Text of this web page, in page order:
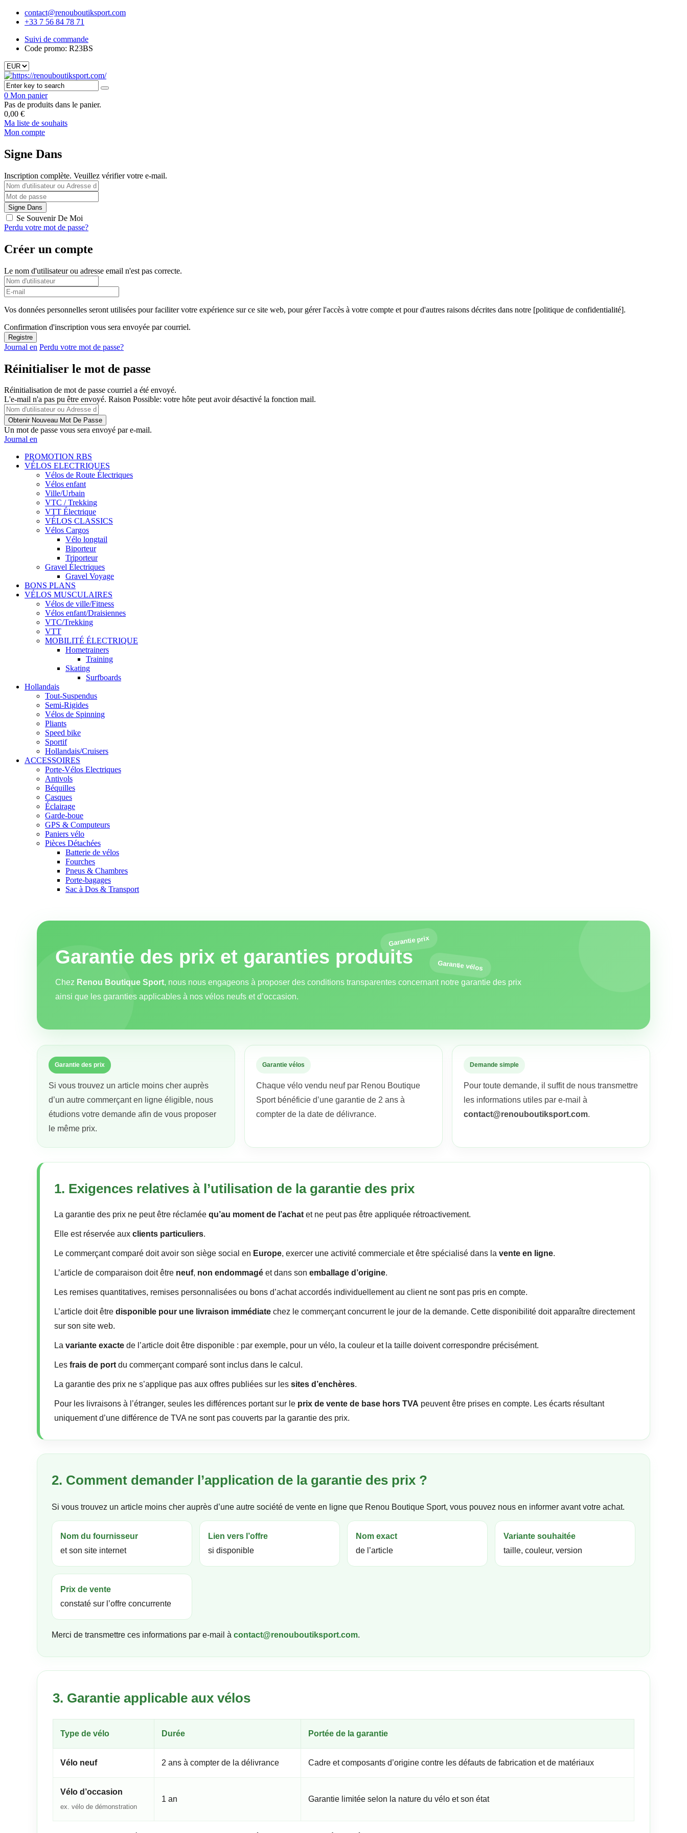
contact@renouboutiksport.com
+33 7 56 84 78 71
Suivi de commande
Code promo: R23BS
0 Mon panier
Pas de produits dans le panier.
0,00 €
Ma liste de souhaits
Mon compte
Signe Dans
Inscription complète. Veuillez vérifier votre e-mail.
Se Souvenir De Moi
Perdu votre mot de passe?
Créer un compte
Le nom d'utilisateur ou adresse email n'est pas correcte.
Vos données personnelles seront utilisées pour faciliter votre expérience sur ce site web, pour gérer l'accès à votre compte et pour d'autres raisons décrites dans notre [politique de confidentialité].
Confirmation d'inscription vous sera envoyée par courriel.
Journal en Perdu votre mot de passe?
Réinitialiser le mot de passe
Réinitialisation de mot de passe courriel a été envoyé.
L'e-mail n'a pas pu être envoyé. Raison Possible: votre hôte peut avoir désactivé la fonction mail.
Un mot de passe vous sera envoyé par e-mail.
Journal en
PROMOTION RBS
VÉLOS ELECTRIQUES
Vélos de Route Électriques
Vélos enfant
Ville/Urbain
VTC / Trekking
VTT Électrique
VÉLOS CLASSICS
Vélos Cargos
Vélo longtail
Biporteur
Triporteur
Gravel Électriques
Gravel Voyage
BONS PLANS
VÉLOS MUSCULAIRES
Vélos de ville/Fitness
Vélos enfant/Draisiennes
VTC/Trekking
VTT
MOBILITÉ ÉLECTRIQUE
Hometrainers
Training
Skating
Surfboards
Hollandais
Tout-Suspendus
Semi-Rigides
Vélos de Spinning
Pliants
Speed bike
Sportif
Hollandais/Cruisers
ACCESSOIRES
Porte-Vélos Electriques
Antivols
Béquilles
Casques
Éclairage
Garde-boue
GPS & Computeurs
Paniers vélo
Pièces Détachées
Batterie de vélos
Fourches
Pneus & Chambres
Porte-bagages
Sac à Dos & Transport
Garantie prix
Garantie vélos
Garantie des prix et garanties produits
Chez Renou Boutique Sport, nous nous engageons à proposer des conditions transparentes concernant notre garantie des prix
ainsi que les garanties applicables à nos vélos neufs et d’occasion.
Garantie des prix
Si vous trouvez un article moins cher auprès
d’un autre commerçant en ligne éligible, nous
étudions votre demande afin de vous proposer
le même prix.
Garantie vélos
Chaque vélo vendu neuf par Renou Boutique
Sport bénéficie d’une garantie de 2 ans à
compter de la date de délivrance.
Demande simple
Pour toute demande, il suffit de nous transmettre
les informations utiles par e-mail à
contact@renouboutiksport.com.
1. Exigences relatives à l’utilisation de la garantie des prix
La garantie des prix ne peut être réclamée qu’au moment de l’achatet ne peut pas être appliquée rétroactivement.
Elle est réservée aux clients particuliers.
Le commerçant comparé doit avoir son siège social en Europe, exercer une activité commerciale et être spécialisé dans la vente en ligne.
L’article de comparaison doit être neuf, non endommagé et dans son emballage d’origine.
Les remises quantitatives, remises personnalisées ou bons d’achat accordés individuellement au client ne sont pas pris en compte.
L’article doit être disponible pour une livraison immédiate chez le commerçant concurrent le jour de la demande. Cette disponibilité doit apparaître directement
sur son site web.
La variante exacte de l’article doit être disponible : par exemple, pour un vélo, la couleur et la taille doivent correspondre précisément.
Les frais de portdu commerçant comparé sont inclus dans le calcul.
La garantie des prix ne s’applique pas aux offres publiées sur les sites d’enchères.
Pour les livraisons à l’étranger, seules les différences portant sur le prix de vente de base hors TVA peuvent être prises en compte. Les écarts résultant
uniquement d’une différence de TVA ne sont pas couverts par la garantie des prix.
2. Comment demander l’application de la garantie des prix ?
Si vous trouvez un article moins cher auprès d’une autre société de vente en ligne que Renou Boutique Sport, vous pouvez nous en informer avant votre achat.
Nom du fournisseur
et son site internet
Lien vers l’offre
si disponible
Nom exact
de l’article
Variante souhaitée
taille, couleur, version
Prix de vente
constaté sur l’offre concurrente
Merci de transmettre ces informations par e-mail à contact@renouboutiksport.com.
3. Garantie applicable aux vélos
Type de vélo Durée Portée de la garantie
Vélo neuf 2 ans à compter de la délivrance Cadre et composants d’origine contre les défauts de fabrication et de matériaux
Vélo d’occasion
ex. vélo de démonstration
1 an Garantie limitée selon la nature du vélo et son état